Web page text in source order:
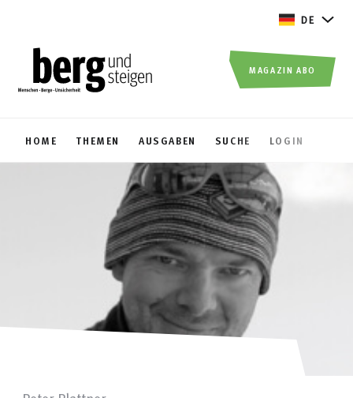
DE
HOME THEMEN AUSGABEN SUCHE LOGIN
MAGAZIN ABO